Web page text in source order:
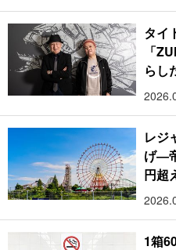
タイ
「
らし
レジ
げ―
円超
1箱